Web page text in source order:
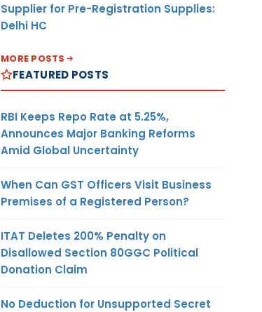
Supplier for Pre-Registration Supplies:
Delhi HC
MORE POSTS
FEATURED POSTS
RBI Keeps Repo Rate at 5.25%,
Announces Major Banking Reforms
Amid Global Uncertainty
When Can GST Officers Visit Business
Premises of a Registered Person?
ITAT Deletes 200% Penalty on
Disallowed Section 80GGC Political
Donation Claim
No Deduction for Unsupported Secret